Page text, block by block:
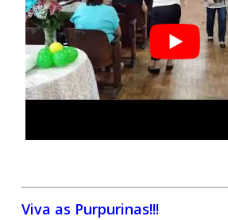
Viva as Purpurinas!!!